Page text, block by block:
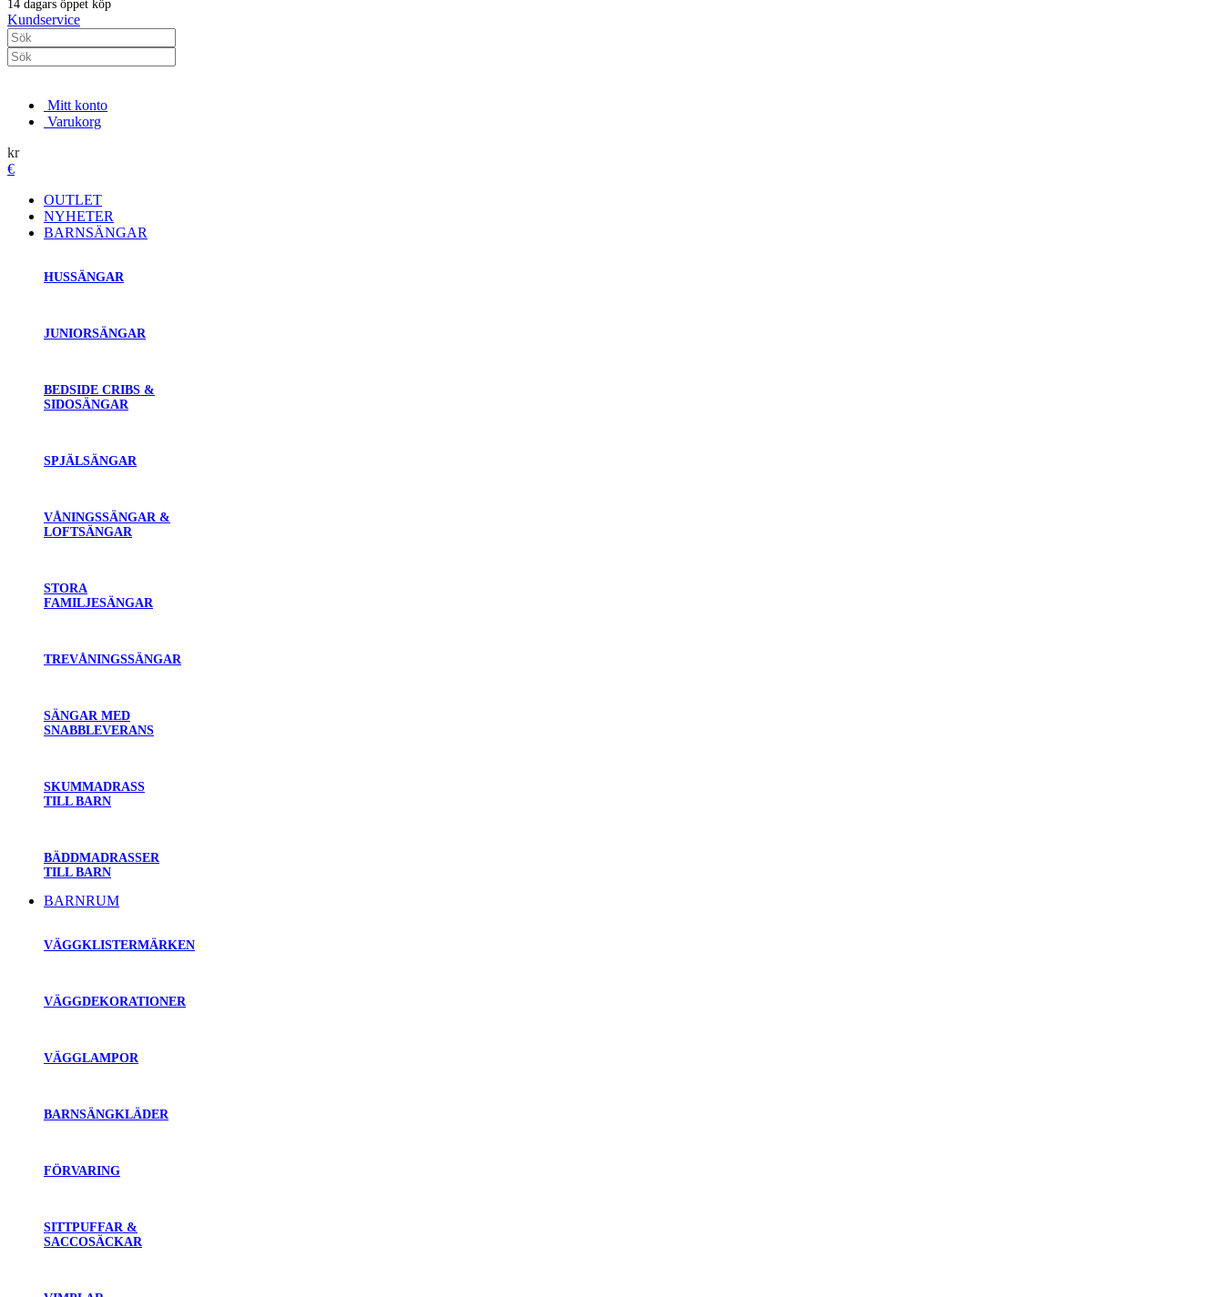
14 dagars öppet köp
Kundservice
Mitt konto
Varukorg
kr
€
OUTLET
NYHETER
BARNSÄNGAR
HUSSÄNGAR
JUNIORSÄNGAR
BEDSIDE CRIBS &
SIDOSÄNGAR
SPJÄLSÄNGAR
VÅNINGSSÄNGAR &
LOFTSÄNGAR
STORA
FAMILJESÄNGAR
TREVÅNINGSSÄNGAR
SÄNGAR MED
SNABBLEVERANS
SKUMMADRASS
TILL BARN
BÄDDMADRASSER
TILL BARN
BARNRUM
VÄGGKLISTERMÄRKEN
VÄGGDEKORATIONER
VÄGGLAMPOR
BARNSÄNGKLÄDER
FÖRVARING
SITTPUFFAR &
SACCOSÄCKAR